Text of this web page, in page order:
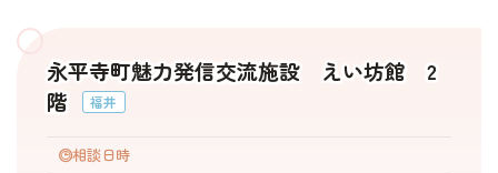
ふく恋
永平寺町魅力発信交流施設 えい坊館 2
階
福井
相談日時